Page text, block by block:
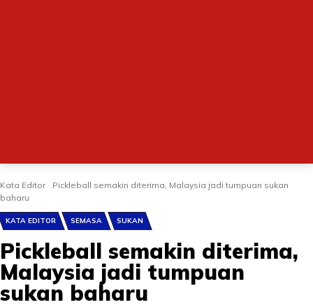
Kata Editor
Pickleball semakin diterima, Malaysia jadi tumpuan sukan
baharu
KATA EDITOR SEMASA SUKAN
Pickleball semakin diterima,
Malaysia jadi tumpuan
sukan baharu